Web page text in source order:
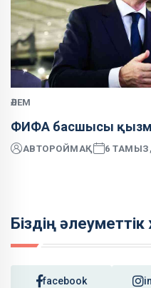
ӘЛЕМ
ФИФА басшысы
АВТОРОЙМАҚ 6 ТАМЫЗ,
Біздің
facebook